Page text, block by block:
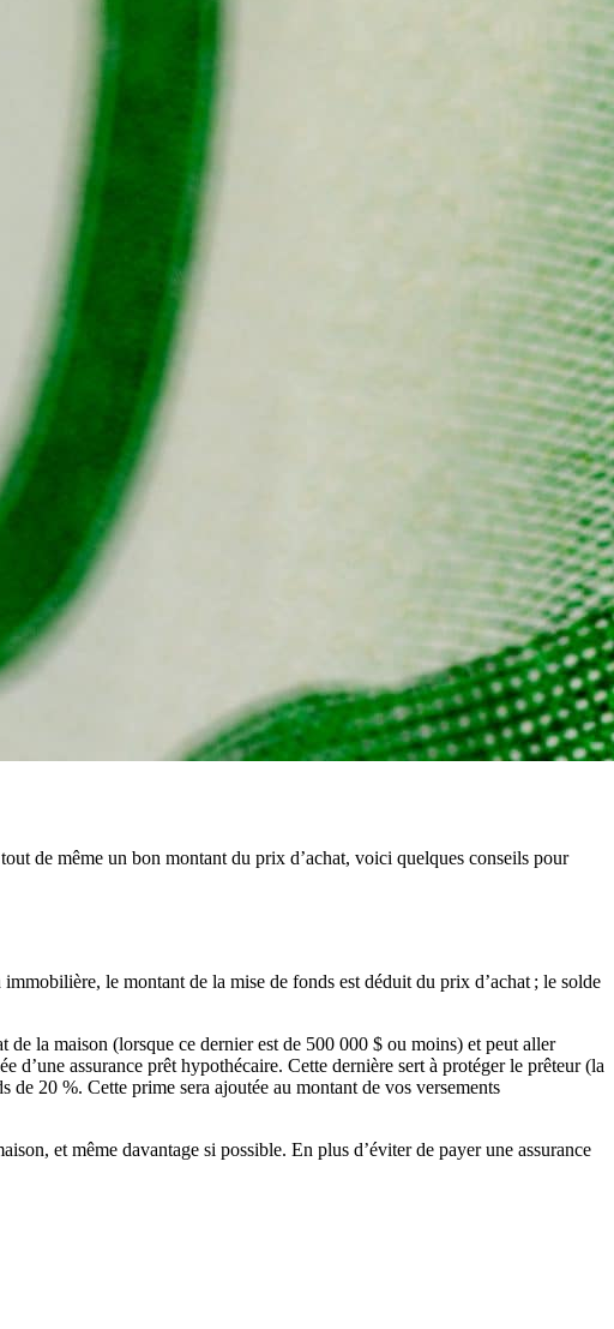
de même un bon montant du prix d’achat, voici quelques conseils pour
le montant de la mise de fonds est déduit du prix d’achat ; le solde
la maison (lorsque ce dernier est de 500 000 $ ou moins) et peut aller
assurance prêt hypothécaire. Cette dernière sert à protéger le prêteur (la
de 20 %. Cette prime sera ajoutée au montant de vos versements
et même davantage si possible. En plus d’éviter de payer une assurance